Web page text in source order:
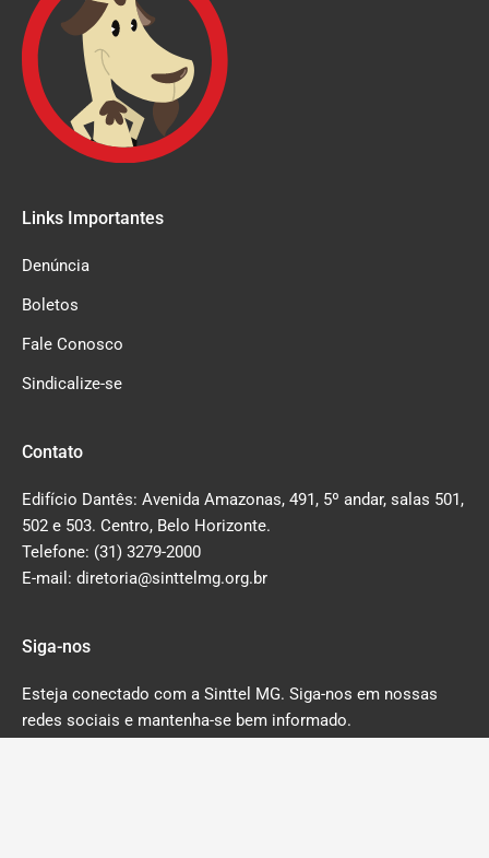
Links Importantes
Denúncia
Boletos
Fale Conosco
Sindicalize-se
Contato
Edifício Dantês: Avenida Amazonas, 491, 5º andar, salas 501,
502 e 503. Centro, Belo Horizonte.
Telefone: (31) 3279-2000
E-mail: diretoria@sinttelmg.org.br
Siga-nos
Esteja conectado com a Sinttel MG. Siga-nos em nossas
redes sociais e mantenha-se bem informado.